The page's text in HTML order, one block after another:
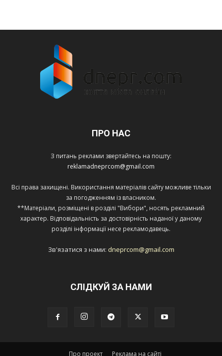
ПРО НАС
З питань реклами звертайтесь на пошту:
reklamadneprcom@gmail.com
Всі права захищені. Використання матеріалів сайту можливе тільки
за погодженням із власником.
**Матеріали, розміщені в розділі "Вибори", носять рекламний
характер. Відповідальність за достовірність наданої у даному
розділі інформації несе рекламодавець.
Зв'язатися з нами: dneprcom@gmail.com
СЛІДКУЙ ЗА НАМИ
Про проект Реклама на сайті